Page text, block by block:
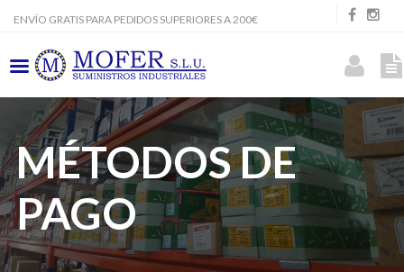
ENVÍO GRATIS PARA PEDIDOS SUPERIORES A 200€
MÉTODOS DE
PAGO